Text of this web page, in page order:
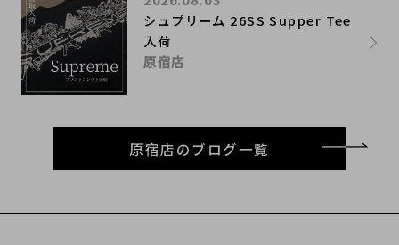
シュプリーム 26SS Supper Tee
入荷
原宿店
原宿店のブログ一覧